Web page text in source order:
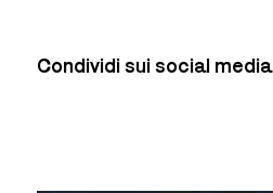
Condividi sui social media